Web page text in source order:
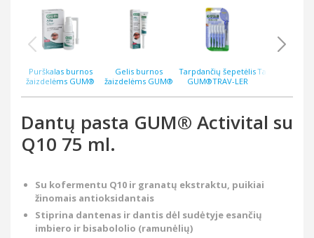
Purškalas burnos
žaizdelėms GUM®
Gelis burnos
žaizdelėms GUM®
Tarpdančių šepetėlis
GUM®TRAV-LER
Tarpdančių
Dantų pasta GUM® Activital su
Q10 75 ml.
Su kofermentu Q10 ir granatų ekstraktu, puikiai
žinomais antioksidantais
Stiprina dantenas ir dantis dėl sudėtyje esančių
imbiero ir bisabololio (ramunėlių)